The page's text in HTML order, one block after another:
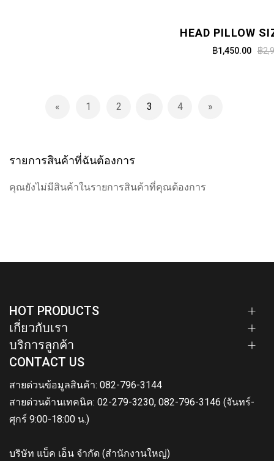
HEAD PILLOW
฿1,450.00 ฿
Page
ก่อนหน้านี้Page
1 Page
2 You're currently reading page
3 Page
4 Page
ถัดไป
รายการสินค้าที่ฉันต้องการ
คุณยังไม่มีสินค้าในรายการสินค้าที่คุณต้องการ
HOT PRODUCTS
เกี่ยวกับเรา
บริการลูกค้า
CONTACT US
สายด่วนข้อมูลสินค้า: 082-796-3144
สายด่วนด้านเทคนิค: 02-279-3230, 082-796-3146 (จันทร์-
ศุกร์ 9:00-18:00 น.)
บริษัท แบ็ค เอ็น จำกัด (สำนักงานใหญ่)